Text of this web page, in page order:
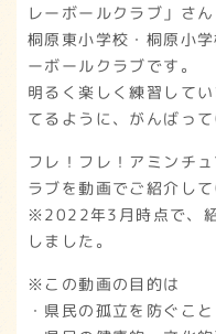
レーボールクラブ」さん
桐原東小学校・桐原小
ーボールクラブです。
明るく楽しく練習して
てるように、がんばって
フレ！フレ！アミンチ
ラブを動画でご紹介して
※2022年3月時点で、
しました。
※この動画の目的は
・県民の孤立を防ぐこと